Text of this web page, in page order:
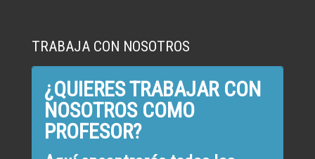
TRABAJA CON NOSOTROS
¿QUIERES TRABAJAR CON
NOSOTROS COMO
PROFESOR?